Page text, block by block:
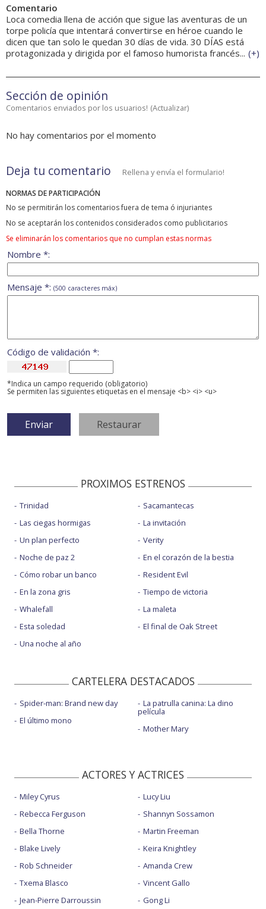
Comentario
Loca comedia llena de acción que sigue las aventuras de un
torpe policía que intentará convertirse en héroe cuando le
dicen que tan solo le quedan 30 días de vida. 30 DÍAS está
protagonizada y dirigida por el famoso humorista francés... (+)
Sección de opinión
Comentarios enviados por los usuarios! (Actualizar)
No hay comentarios por el momento
Deja tu comentario Rellena y envía el formulario!
NORMAS DE PARTICIPACIÓN
No se permitirán los comentarios fuera de tema ó injuriantes
No se aceptarán los contenidos considerados como publicitarios
Se eliminarán los comentarios que no cumplan estas normas
Nombre *:
Mensaje *: (500 caracteres máx)
Código de validación *:
*Indica un campo requerido (obligatorio)
Se permiten las siguientes etiquetas en el mensaje <b> <i> <u>
PROXIMOS ESTRENOS
Trinidad
Las ciegas hormigas
Un plan perfecto
Noche de paz 2
Cómo robar un banco
En la zona gris
Whalefall
Esta soledad
Una noche al año
Sacamantecas
La invitación
Verity
En el corazón de la bestia
Resident Evil
Tiempo de victoria
La maleta
El final de Oak Street
CARTELERA DESTACADOS
Spider-man: Brand new day
El último mono
La patrulla canina: La dino
película
Mother Mary
ACTORES Y ACTRICES
Miley Cyrus
Rebecca Ferguson
Bella Thorne
Blake Lively
Rob Schneider
Txema Blasco
Jean-Pierre Darroussin
Lucy Liu
Shannyn Sossamon
Martin Freeman
Keira Knightley
Amanda Crew
Vincent Gallo
Gong Li